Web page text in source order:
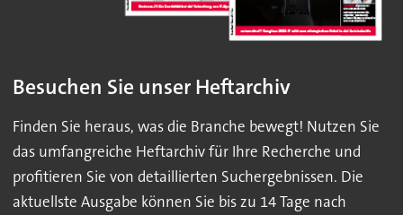
Besuchen Sie unser Heftarchiv
Finden Sie heraus, was die Branche bewegt! Nutzen Sie
das umfangreiche Heftarchiv für Ihre Recherche und
profitieren Sie von detaillierten Suchergebnissen. Die
aktuellste Ausgabe können Sie bis zu 14 Tage nach